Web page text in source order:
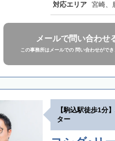
対応エリア 宮崎、
メールで問い合わせ
この事務所はメールでの 問い合わせができ
【駒込駅徒歩1分
ター